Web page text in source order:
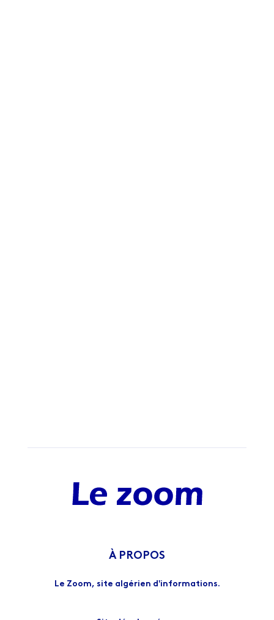
À PROPOS
Le Zoom, site algérien d'informations.